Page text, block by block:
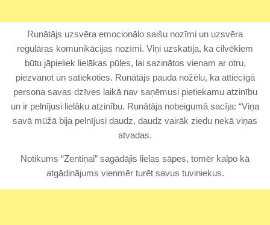
Runātājs uzsvēra emocionālo saišu nozīmi un uzsvēra
regulāras komunikācijas nozīmi. Viņi uzskatīja, ka cilvēkiem
būtu jāpieliek lielākas pūles, lai sazinātos vienam ar otru,
piezvanot un satiekoties. Runātājs pauda nožēlu, ka attiecīgā
persona savas dzīves laikā nav saņēmusi pietiekamu atzinību
un ir pelnījusi lielāku atzinību. Runātāja nobeigumā sacīja: “Viņa
savā mūžā bija pelnījusi daudz, daudz vairāk ziedu nekā viņas
atvadas.
Notikums “Zentiņai” sagādājis lielas sāpes, tomēr kalpo kā
atgādinājums vienmēr turēt savus tuviniekus.